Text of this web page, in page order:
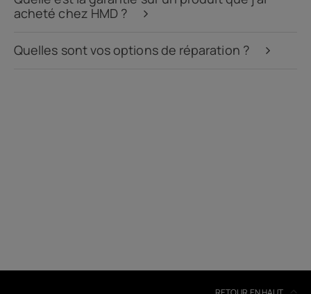
acheté chez HMD ?
Quelles sont vos options de réparation ?